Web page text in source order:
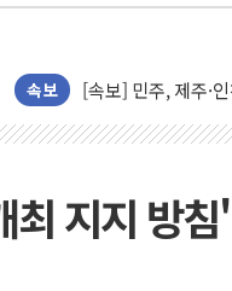
속보
인사하는 김민석 당
[속보] 민주, 인천
[속보] 민주, 제주
美, 이란전 출구전
강릉·동해·삼척 시
최 지지 방